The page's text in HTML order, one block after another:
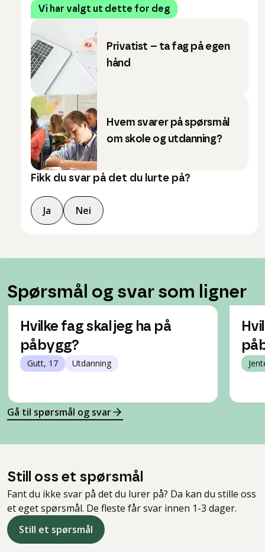
Vi har valgt ut dette for deg
Privatist – ta fag på egen
hånd
Hvem svarer på spørsmål
om skole og utdanning?
Fikk du svar på det du lurte på?
Ja Nei
Spørsmål og svar som ligner
Hvilke fag skal jeg ha på
påbygg?
Gutt, 17 Utdanning
Gå til spørsmål og svar
Still oss et spørsmål
Fant du ikke svar på det du lurer på? Da kan du stille oss
et eget spørsmål. De fleste får svar innen 1-3 dager.
Still et spørsmål